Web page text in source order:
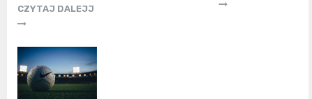
CZYTAJ DALEJJ